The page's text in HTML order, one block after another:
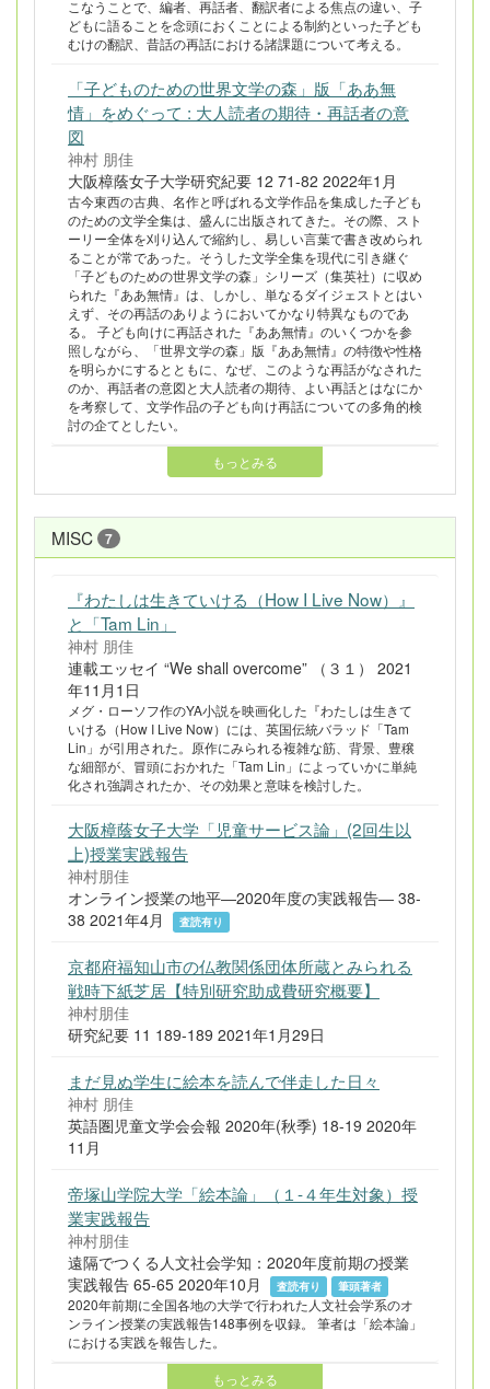
こなうことで、編者、再話者、翻訳者による焦点の違い、子
どもに語ることを念頭におくことによる制約といった子ども
むけの翻訳、昔話の再話における諸課題について考える。
「子どものための世界文学の森」版「ああ無
情」をめぐって : 大人読者の期待・再話者の意
図
神村 朋佳
大阪樟蔭女子大学研究紀要 12 71-82 2022年1月
古今東西の古典、名作と呼ばれる文学作品を集成した子ども
のための文学全集は、盛んに出版されてきた。その際、スト
ーリー全体を刈り込んで縮約し、易しい言葉で書き改められ
ることが常であった。そうした文学全集を現代に引き継ぐ
「子どものための世界文学の森」シリーズ（集英社）に収め
られた『ああ無情』は、しかし、単なるダイジェストとはい
えず、その再話のありようにおいてかなり特異なものであ
る。 子ども向けに再話された『ああ無情』のいくつかを参
照しながら、「世界文学の森」版『ああ無情』の特徴や性格
を明らかにするとともに、なぜ、このような再話がなされた
のか、再話者の意図と大人読者の期待、よい再話とはなにか
を考察して、文学作品の子ども向け再話についての多角的検
討の企てとしたい。
もっとみる
MISC 7
『わたしは生きていける（How I Live Now）』
と「Tam Lin」
神村 朋佳
連載エッセイ “We shall overcome” （３１） 2021
年11月1日
メグ・ローソフ作のYA小説を映画化した『わたしは生きて
いける（How I Live Now）には、英国伝統バラッド「Tam
Lin」が引用された。原作にみられる複雑な筋、背景、豊穣
な細部が、冒頭におかれた「Tam Lin」によっていかに単純
化され強調されたか、その効果と意味を検討した。
大阪樟蔭女子大学「児童サービス論」(2回生以
上)授業実践報告
神村朋佳
オンライン授業の地平―2020年度の実践報告― 38-
38 2021年4月
査読有り
京都府福知山市の仏教関係団体所蔵とみられる
戦時下紙芝居【特別研究助成費研究概要】
神村朋佳
研究紀要 11 189-189 2021年1月29日
まだ見ぬ学生に絵本を読んで伴走した日々
神村 朋佳
英語圏児童文学会会報 2020年(秋季) 18-19 2020年
11月
帝塚山学院大学「絵本論」（１-４年生対象）授
業実践報告
神村朋佳
遠隔でつくる人文社会学知：2020年度前期の授業
実践報告 65-65 2020年10月
査読有り 筆頭著者
2020年前期に全国各地の大学で行われた人文社会学系のオ
ンライン授業の実践報告148事例を収録。 筆者は「絵本論」
における実践を報告した。
もっとみる